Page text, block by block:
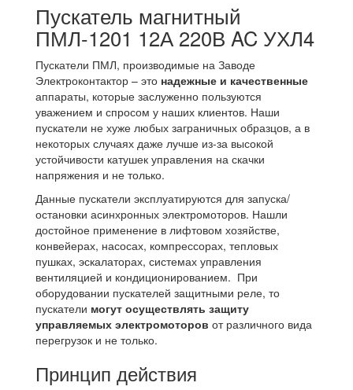
Пускатель магнитный
ПМЛ-1201 12А 220В AC УХЛ4
Пускатели ПМЛ, производимые на Заводе
Электроконтактор – это надежные и качественные
аппараты, которые заслуженно пользуются
уважением и спросом у наших клиентов. Наши
пускатели не хуже любых заграничных образцов, а в
некоторых случаях даже лучше из-за высокой
устойчивости катушек управления на скачки
напряжения и не только.
Данные пускатели эксплуатируются для запуска/
остановки асинхронных электромоторов. Нашли
достойное применение в лифтовом хозяйстве,
конвейерах, насосах, компрессорах, тепловых
пушках, эскалаторах, системах управления
вентиляцией и кондиционированием. При
оборудовании пускателей защитными реле, то
пускатели могут осуществлять защиту
управляемых электромоторов от различного вида
перегрузок и не только.
Принцип действия